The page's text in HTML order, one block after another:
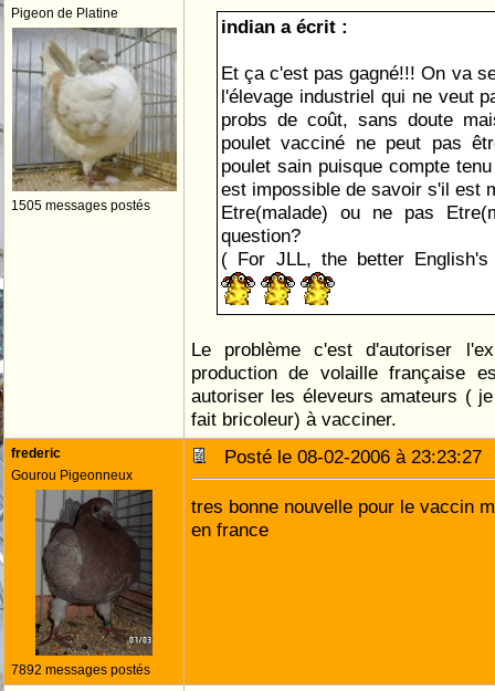
Pigeon de Platine
1505 messages postés
indian a écrit :
Et ça c'est pas gagné!!! On va
l'élevage industriel qui ne veut
probs de coût, sans doute
poulet vacciné ne peut pas
poulet sain puisque compte
est impossible de savoir s'il est
Etre(malade) ou ne pas
question?
( For JLL, the better
Le problème c'est d'autoriser
production de volaille française
autoriser les éleveurs amateurs (
fait bricoleur) à vacciner.
frederic
Gourou Pigeonneux
7892 messages postés
Posté le 08-02-2006 à
tres bonne nouvelle pour le vaccin
en france